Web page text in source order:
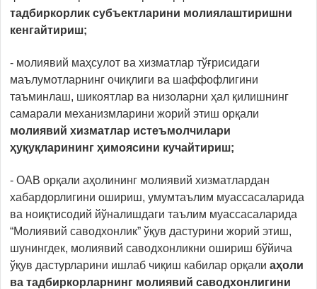
тадбиркорлик субъектларини молиялаштиришни
кенгайтириш;
- молиявий маҳсулот ва хизматлар тўғрисидаги
маълумотларнинг очиқлиги ва шаффофлигини
таъминлаш, шикоятлар ва низоларни ҳал қилишнинг
самарали механизмларини жорий этиш орқали
молиявий хизматлар истеъмолчилари
ҳуқуқларининг ҳимоясини кучайтириш;
- ОАВ орқали аҳолининг молиявий хизматлардан
хабардорлигини ошириш, умумтаълим муассасаларида
ва ноиқтисодий йўналишдаги таълим муассасаларида
“Молиявий саводхонлик” ўқув дастурини жорий этиш,
шунингдек, молиявий саводхонликни ошириш бўйича
ўқув дастурларини ишлаб чиқиш кабилар орқали аҳоли
ва тадбиркорларнинг молиявий саводхонлигини